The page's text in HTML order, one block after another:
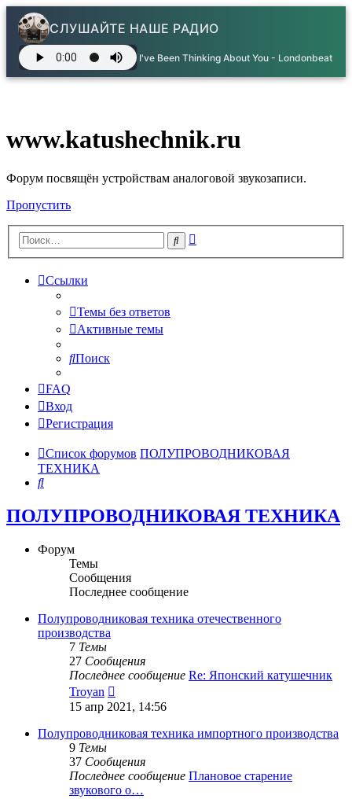
СЛУШАЙТЕ НАШЕ РАДИО
I've Been Thinking About You - Londonbeat
www.katushechnik.ru
Форум посвящён устройствам аналоговой звукозаписи.
Пропустить
Поиск
Ссылки
Темы без ответов
Активные темы
Поиск
FAQ
Вход
Регистрация
Список форумов ПОЛУПРОВОДНИКОВАЯ
ТЕХНИКА
Поиск
ПОЛУПРОВОДНИКОВАЯ ТЕХНИКА
Форум
Темы
Сообщения
Последнее сообщение
Полупроводниковая техника отечественного
производства
7 Темы
27 Сообщения
Последнее сообщение Re: Японский катушечник
Troyan
к
последнему
сообщению
15 апр 2021, 14:56
Полупроводниковая техника импортного производства
9 Темы
37 Сообщения
Последнее сообщение Плановое старение
звукового о…